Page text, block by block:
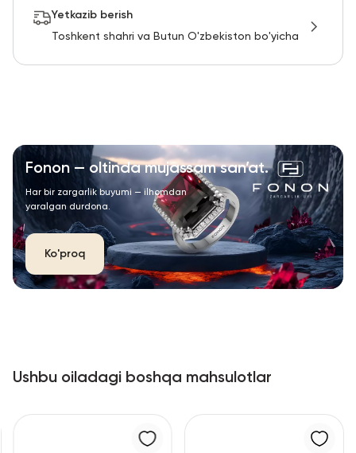
Yetkazib berish
Toshkent shahri va Butun O'zbekiston bo'yicha
Fonon — oltinda mujassam san’at.
Har bir zargarlik buyumi — ilhomdan
yaralgan durdona.
Ko'proq
Ushbu oiladagi boshqa mahsulotlar